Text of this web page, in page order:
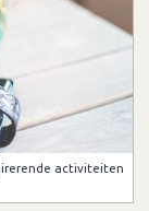
activiteiten